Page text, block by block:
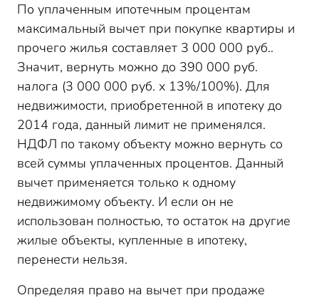
По уплаченным ипотечным процентам
максимальный вычет при покупке квартиры и
прочего жилья составляет 3 000 000 руб..
Значит, вернуть можно до 390 000 руб.
налога (3 000 000 руб. х 13%/100%). Для
недвижимости, приобретенной в ипотеку до
2014 года, данный лимит не применялся.
НДФЛ по такому объекту можно вернуть со
всей суммы уплаченных процентов. Данный
вычет применяется только к одному
недвижимому объекту. И если он не
использован полностью, то остаток на другие
жилые объекты, купленные в ипотеку,
перенести нельзя.
Определяя право на вычет при продаже